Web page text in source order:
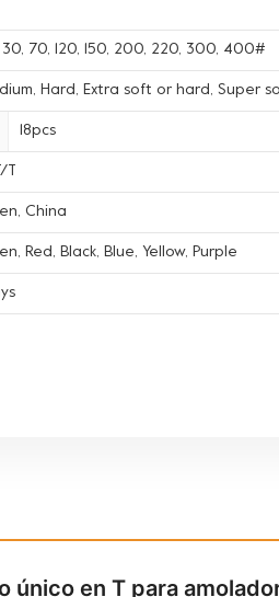
30, 70, 120, 150, 200, 220, 300, 400#
Hard, Extra soft or hard, Super
18pcs
China
Red, Black, Blue, Yellow, Purple
único en T para